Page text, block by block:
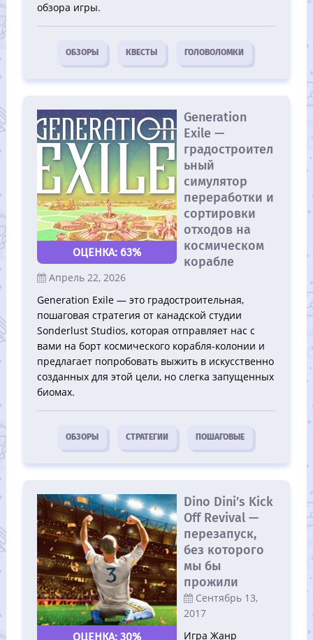
обзора игры.
ОБЗОРЫ КВЕСТЫ ГОЛОВОЛОМКИ
63%
Generation
Exile —
градостроител
ьный
симулятор
переработки и
сортировки
отходов на
космическом
корабле
Апрель 22, 2026
Generation Exile — это градостроительная,
пошаговая стратегия от канадской студии
Sonderlust Studios, которая отправляет нас с
вами на борт космического корабля-колонии и
предлагает попробовать выжить в искуcственно
созданных для этой цели, но слегка запущенных
биомах.
ОБЗОРЫ СТРАТЕГИИ ПОШАГОВЫЕ
30%
Dino Dini’s Kick
Off Revival —
перезапуск,
без которого
мы бы
прожили
Сентябрь 13,
2017
Игра Жанр